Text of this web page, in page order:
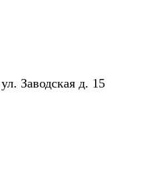
Заводская д. 15